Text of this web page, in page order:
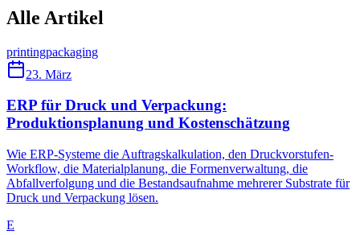
Alle Artikel
printingpackaging
23. März
ERP für Druck und Verpackung:
Produktionsplanung und Kostenschätzung
Wie ERP-Systeme die Auftragskalkulation, den Druckvorstufen-
Workflow, die Materialplanung, die Formenverwaltung, die
Abfallverfolgung und die Bestandsaufnahme mehrerer Substrate für
Druck und Verpackung lösen.
E